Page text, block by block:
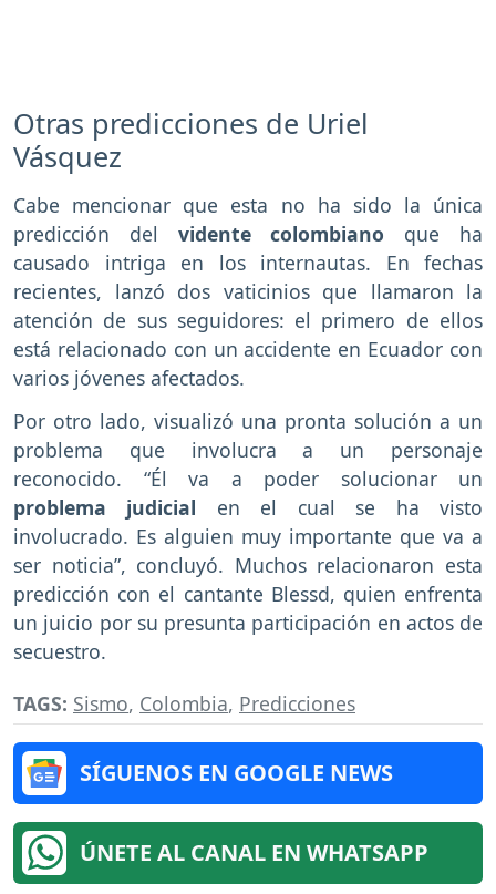
Otras predicciones de Uriel
Vásquez
Cabe mencionar que esta no ha sido la única
predicción del vidente colombiano que ha
causado intriga en los internautas. En fechas
recientes, lanzó dos vaticinios que llamaron la
atención de sus seguidores: el primero de ellos
está relacionado con un accidente en Ecuador con
varios jóvenes afectados.
Por otro lado, visualizó una pronta solución a un
problema que involucra a un personaje
reconocido. “Él va a poder solucionar un
problema judicial en el cual se ha visto
involucrado. Es alguien muy importante que va a
ser noticia”, concluyó. Muchos relacionaron esta
predicción con el cantante Blessd, quien enfrenta
un juicio por su presunta participación en actos de
secuestro.
TAGS: Sismo, Colombia, Predicciones
SÍGUENOS EN GOOGLE NEWS
ÚNETE AL CANAL EN WHATSAPP